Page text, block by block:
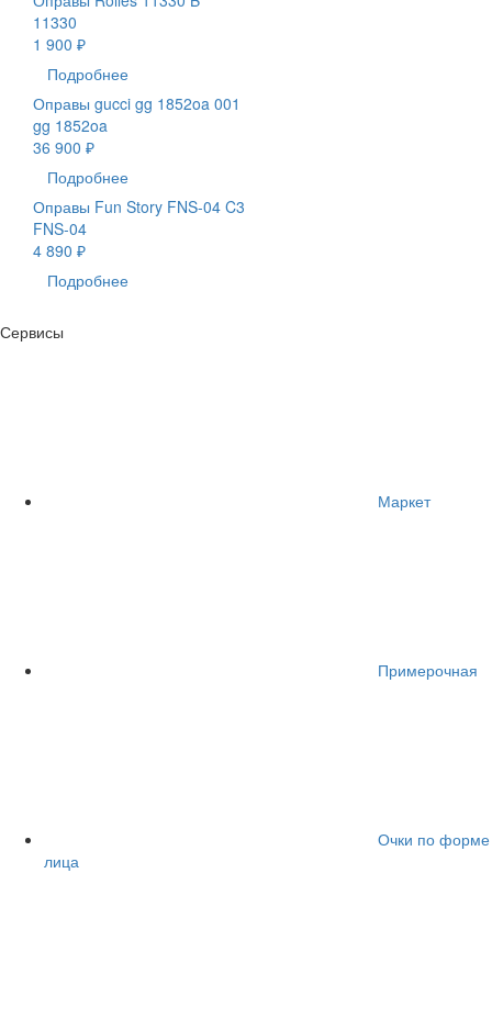
11330
1 900 ₽
Подробнее
Оправы gucci gg 1852oa 001
gg 1852oa
36 900 ₽
Подробнее
Оправы Fun Story FNS-04 C3
FNS-04
4 890 ₽
Подробнее
Сервисы
Маркет
Примерочная
Очки по форме
лица